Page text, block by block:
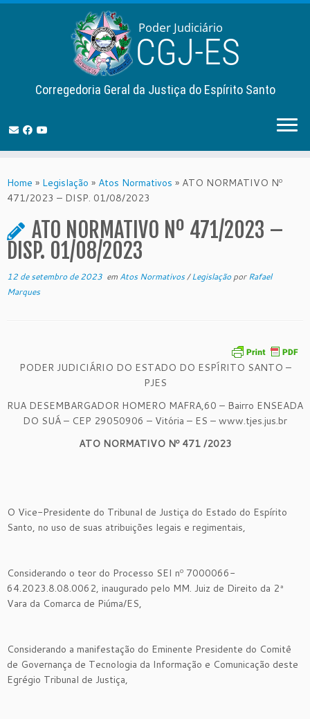
to
content
Corregedoria Geral da Justiça do Espírito Santo
Home » Legislação » Atos Normativos » ATO NORMATIVO Nº
471/2023 – DISP. 01/08/2023
ATO NORMATIVO Nº 471/2023 –
DISP. 01/08/2023
12 de setembro de 2023 em Atos Normativos/LegislaçãoporRafael
Marques
PODER JUDICIÁRIO DO ESTADO DO ESPÍRITO SANTO –
PJES
RUA DESEMBARGADOR HOMERO MAFRA,60 – Bairro ENSEADA
DO SUÁ – CEP 29050906 – Vitória – ES – www.tjes.jus.br
ATO NORMATIVO Nº 471 /2023
O Vice-Presidente do Tribunal de Justiça do Estado do Espírito
Santo, no uso de suas atribuições legais e regimentais,
Considerando o teor do Processo SEI nº 7000066-
64.2023.8.08.0062, inaugurado pelo MM. Juiz de Direito da 2ª
Vara da Comarca de Piúma/ES,
Considerando a manifestação do Eminente Presidente do Comitê
de Governança de Tecnologia da Informação e Comunicação deste
Egrégio Tribunal de Justiça,